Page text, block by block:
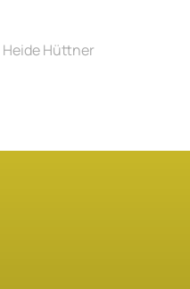
Heide Hüttner